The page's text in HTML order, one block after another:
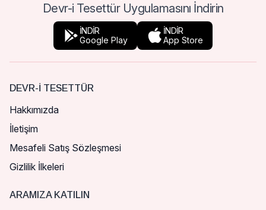
Devr-i Tesettür Uygulamasını İndirin
İNDİR
Google Play
İNDİR
App Store
DEVR-I TESETTÜR
Hakkımızda
İletişim
Mesafeli Satış Sözleşmesi
Gizlilik İlkeleri
ARAMIZA KATILIN